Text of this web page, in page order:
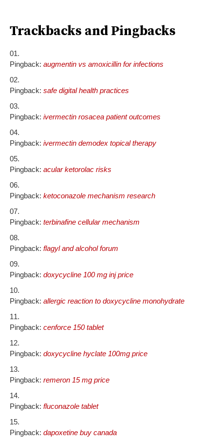
Trackbacks and Pingbacks
Pingback: augmentin vs amoxicillin for infections
Pingback: safe digital health practices
Pingback: ivermectin rosacea patient outcomes
Pingback: ivermectin demodex topical therapy
Pingback: acular ketorolac risks
Pingback: ketoconazole mechanism research
Pingback: terbinafine cellular mechanism
Pingback: flagyl and alcohol forum
Pingback: doxycycline 100 mg inj price
Pingback: allergic reaction to doxycycline monohydrate
Pingback: cenforce 150 tablet
Pingback: doxycycline hyclate 100mg price
Pingback: remeron 15 mg price
Pingback: fluconazole tablet
Pingback: dapoxetine buy canada